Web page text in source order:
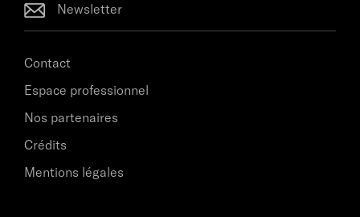
Newsletter
Contact
Espace professionnel
Nos partenaires
Crédits
Mentions légales